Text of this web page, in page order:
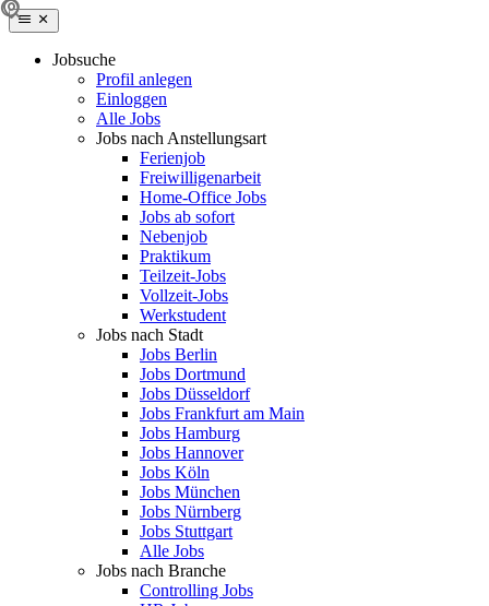
Jobsuche
Profil anlegen
Einloggen
Alle Jobs
Jobs nach Anstellungsart
Ferienjob
Freiwilligenarbeit
Home-Office Jobs
Jobs ab sofort
Nebenjob
Praktikum
Teilzeit-Jobs
Vollzeit-Jobs
Werkstudent
Jobs nach Stadt
Jobs Berlin
Jobs Dortmund
Jobs Düsseldorf
Jobs Frankfurt am Main
Jobs Hamburg
Jobs Hannover
Jobs Köln
Jobs München
Jobs Nürnberg
Jobs Stuttgart
Alle Jobs
Jobs nach Branche
Controlling Jobs